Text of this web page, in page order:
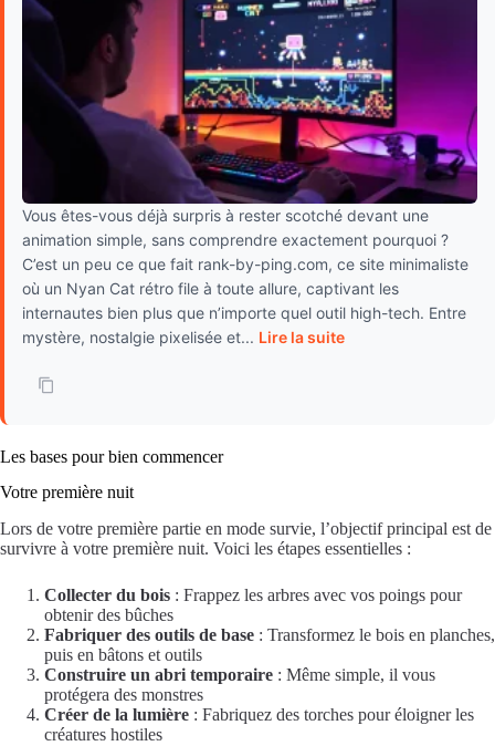
Vous êtes-vous déjà surpris à rester scotché devant une
animation simple, sans comprendre exactement pourquoi ?
C’est un peu ce que fait rank-by-ping.com, ce site minimaliste
où un Nyan Cat rétro file à toute allure, captivant les
internautes bien plus que n’importe quel outil high-tech. Entre
mystère, nostalgie pixelisée et... Lire la suite
Les bases pour bien commencer
Votre première nuit
Lors de votre première partie en mode survie, l’objectif principal est de
survivre à votre première nuit. Voici les étapes essentielles :
Collecter du bois : Frappez les arbres avec vos poings pour
obtenir des bûches
Fabriquer des outils de base : Transformez le bois en planches,
puis en bâtons et outils
Construire un abri temporaire : Même simple, il vous
protégera des monstres
Créer de la lumière : Fabriquez des torches pour éloigner les
créatures hostiles